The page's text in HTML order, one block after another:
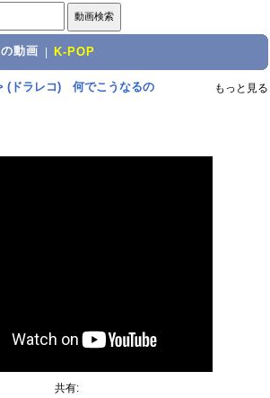
動画 K-POP
(ドラレコ) 何でこうなるの もっと見る
共有: